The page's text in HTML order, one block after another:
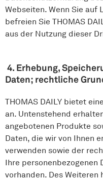
Webseiten. Wenn Sie
befreien Sie THOMAS
aus der Nutzung dieser
4. Erhebung,
Daten; rechtliche
THOMAS DAILY bietet
an. Untenstehend
angebotenen Produkte
Daten, die wir von Ihnen
verwenden sowie der
Ihre personenbezogenen
vorhanden. Des Weiteren